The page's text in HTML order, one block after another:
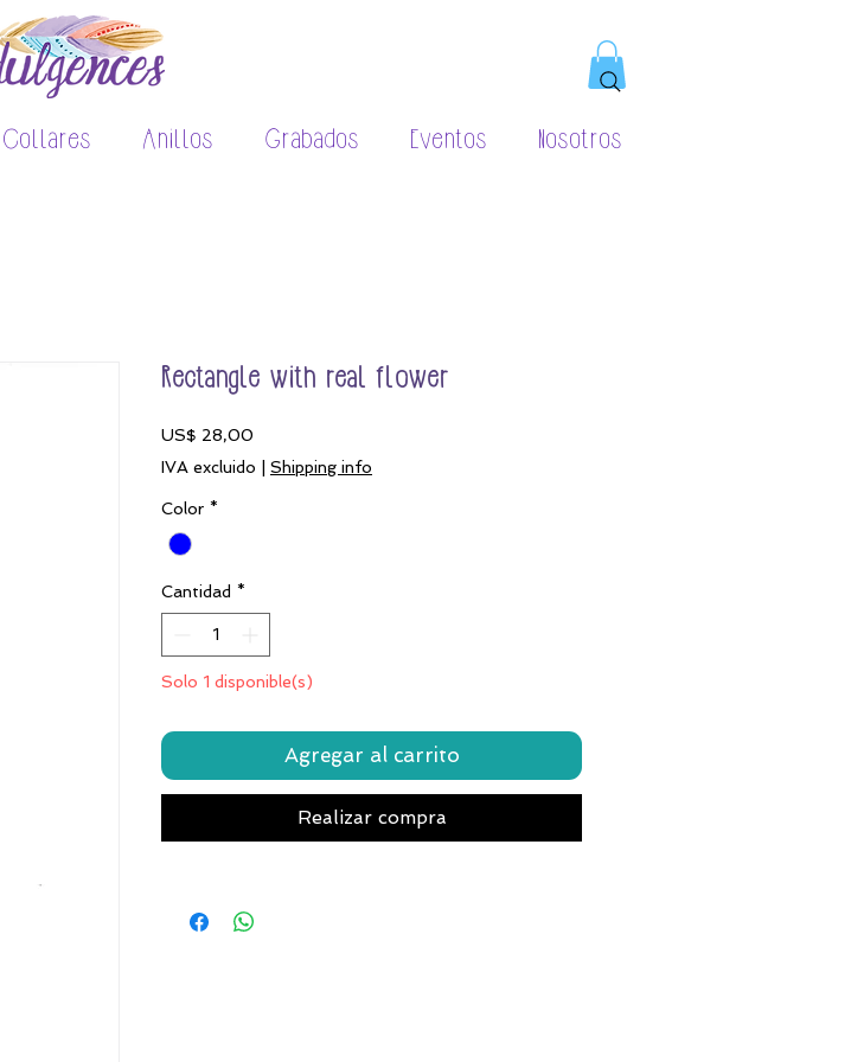
Collares Anillos Grabados Eventos Nosotros
Rectangle with real flower
US$ 28,00
IVA excluido
Shipping info
Color *
Cantidad *
Solo 1 disponible(s)
Agregar al carrito
Realizar compra